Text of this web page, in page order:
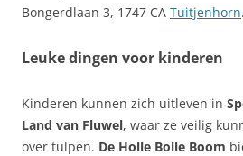
Bongerdlaan 3, 1747 CA Tuitjenhorn.
Leuke dingen voor kinderen
Kinderen kunnen zich uitleven in
Land van Fluwel, waar ze veilig
over tulpen. De Holle Bolle Boom